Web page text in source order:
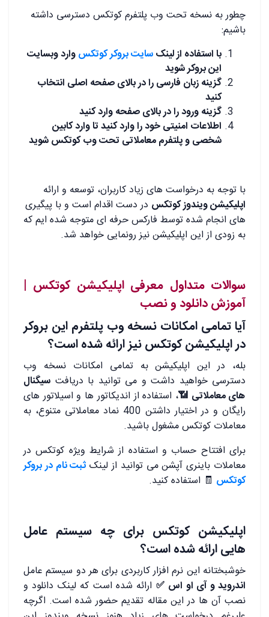
چطور به نسخه تحت وب پلتفرم کوتکس دسترسی داشته
باشیم:
با استفاده از لینکسایت بروکر کوتکسوارد وبسایت
این بروکر شوید
گزینه زبان فارسی را در بالای صفحه اصلی انتخاب
کنید
گزینه ورود را در بالای صفحه وارد کنید
اطلاعات امنیتی خود را وارد کنید تا وارد کابین
شخصی و پلتفرم معاملاتی تحت وب کوتکس شوید
با توجه به درخواست های زیاد کاربران، توسعه و ارائه
اپلیکیشن ویندوز کوتکس در دست اقدام است و با پیگیری
های انجام شده توسط فارکس حرفه ای متوجه شده ایم که
به زودی از این اپلیکیشن نیز رونمایی خواهد شد.
سوالات متداول معرفی اپلیکیشن کوتکس |
آموزش دانلود و نصب
آیا تمامی امکانات نسخه وب پلتفرم این بروکر
در اپلیکیشن کوتکس نیز ارائه شده است؟
بله، در این اپلیکیشن به تمامی امکانات نسخه وب
دسترسی خواهید داشت و می توانید با دریافت سیگنال
های معاملاتی 📶، استفاده از اندیکاتور ها و اسیلاتور های
رایگان و در اختیار داشتن 400 نماد معاملاتی متنوع، به
معاملات کوتکس مشغول باشید.
برای افتتاح حساب و استفاده از شرایط ویژه کوتکس در
معاملات باینری آپشن می توانید از لینک ثبت نام در بروکر
کوتکس 🧾 استفاده کنید.
اپلیکیشن کوتکس برای چه سیستم عامل
هایی ارائه شده است؟
خوشبختانه این نرم افزار کاربردی برای هر دو سیستم عامل
اندروید و آی او اس ✅ ارائه شده است که لینک دانلود و
نصب آن ها در این مقاله تقدیم حضور شده است. اگرچه